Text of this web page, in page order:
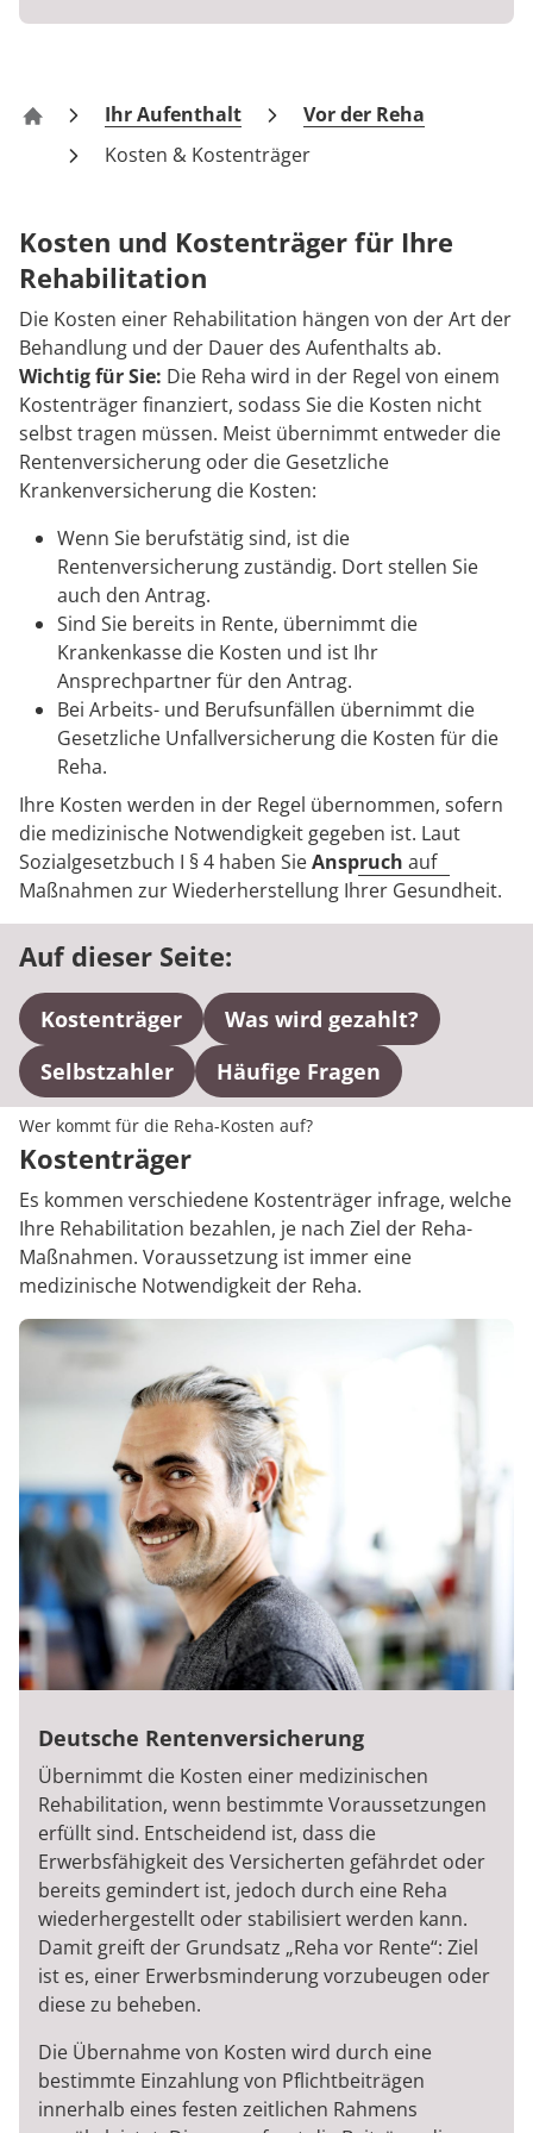
Anreise
Kontakt
Kosten & Kostenträger
Checkliste zum Start
Kinder-und Jugendreha
Stoffwechselerkrankungen
Gynäkologie
HTS & Cochlea
Long Covid
Onkologie
Pneumologie
Rheumatologie
Prävention
Energiepolitik
Ihr Weg zu MEDIAN
Kosten & Kostenträger
Reha FAQ
Über MEDIAN
Kooperationen
Presse
Blog
Karriere
Klinik Bad Lobenstein
Ihr Aufenthalt
Vor der Reha
Kosten & Kostenträger
Kosten und Kostenträger für Ihre
Rehabilitation
Die Kosten einer Rehabilitation hängen von der Art der
Behandlung und der Dauer des Aufenthalts ab.
Wichtig für Sie: Die Reha wird in der Regel von einem
Kostenträger finanziert, sodass Sie die Kosten nicht
selbst tragen müssen. Meist übernimmt entweder die
Rentenversicherung oder die Gesetzliche
Krankenversicherung die Kosten:
Wenn Sie berufstätig sind, ist die
Rentenversicherung zuständig. Dort stellen Sie
auch den Antrag.
Sind Sie bereits in Rente, übernimmt die
Krankenkasse die Kosten und ist Ihr
Ansprechpartner für den Antrag.
Bei Arbeits- und Berufsunfällen übernimmt die
Gesetzliche Unfallversicherung die Kosten für die
Reha.
Ihre Kosten werden in der Regel übernommen, sofern
die medizinische Notwendigkeit gegeben ist. Laut
Sozialgesetzbuch I § 4 haben SieAnspruch auf
Maßnahmen zur Wiederherstellung Ihrer Gesundheit.
Auf dieser Seite:
Kostenträger
Was wird gezahlt?
Selbstzahler
Häufige Fragen
Wer kommt für die Reha-Kosten auf?
Kostenträger
Es kommen verschiedene Kostenträger infrage, welche
Ihre Rehabilitation bezahlen, je nach Ziel der Reha-
Maßnahmen. Voraussetzung ist immer eine
medizinische Notwendigkeit der Reha.
Deutsche Rentenversicherung
Übernimmt die Kosten einer medizinischen
Rehabilitation, wenn bestimmte Voraussetzungen
erfüllt sind. Entscheidend ist, dass die
Erwerbsfähigkeit des Versicherten gefährdet oder
bereits gemindert ist, jedoch durch eine Reha
wiederhergestellt oder stabilisiert werden kann.
Damit greift der Grundsatz „Reha vor Rente“: Ziel
ist es, einer Erwerbsminderung vorzubeugen oder
diese zu beheben.
Die Übernahme von Kosten wird durch eine
bestimmte Einzahlung von Pflichtbeiträgen
innerhalb eines festen zeitlichen Rahmens